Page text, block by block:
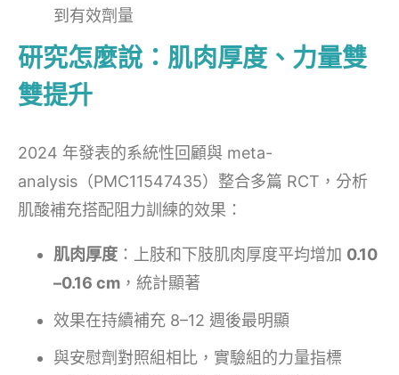
到有效劑量
研究怎麼說：肌肉厚度、力量雙
雙提升
2024 年發表的系統性回顧與 meta-
analysis（PMC11547435）整合多篇 RCT，分析
肌酸補充搭配阻力訓練的效果：
肌肉厚度 ：上肢和下肢肌肉厚度平均增加 0.10
–0.16 cm ，統計顯著
效果在持續補充 8–12 週後最明顯
與安慰劑對照組相比，實驗組的力量指標